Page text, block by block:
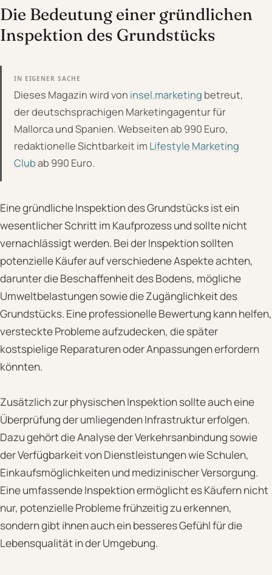
Die Bedeutung einer gründlichen
Inspektion des Grundstücks
IN EIGENER SACHE
Dieses Magazin wird von insel.marketing betreut,
der deutschsprachigen Marketingagentur für
Mallorca und Spanien. Webseiten ab 990 Euro,
redaktionelle Sichtbarkeit im Lifestyle Marketing
Clubab 990 Euro.
Eine gründliche Inspektion des Grundstücks ist ein
wesentlicher Schritt im Kaufprozess und sollte nicht
vernachlässigt werden. Bei der Inspektion sollten
potenzielle Käufer auf verschiedene Aspekte achten,
darunter die Beschaffenheit des Bodens, mögliche
Umweltbelastungen sowie die Zugänglichkeit des
Grundstücks. Eine professionelle Bewertung kann helfen,
versteckte Probleme aufzudecken, die später
kostspielige Reparaturen oder Anpassungen erfordern
könnten.
Zusätzlich zur physischen Inspektion sollte auch eine
Überprüfung der umliegenden Infrastruktur erfolgen.
Dazu gehört die Analyse der Verkehrsanbindung sowie
der Verfügbarkeit von Dienstleistungen wie Schulen,
Einkaufsmöglichkeiten und medizinischer Versorgung.
Eine umfassende Inspektion ermöglicht es Käufern nicht
nur, potenzielle Probleme frühzeitig zu erkennen,
sondern gibt ihnen auch ein besseres Gefühl für die
Lebensqualität in der Umgebung.